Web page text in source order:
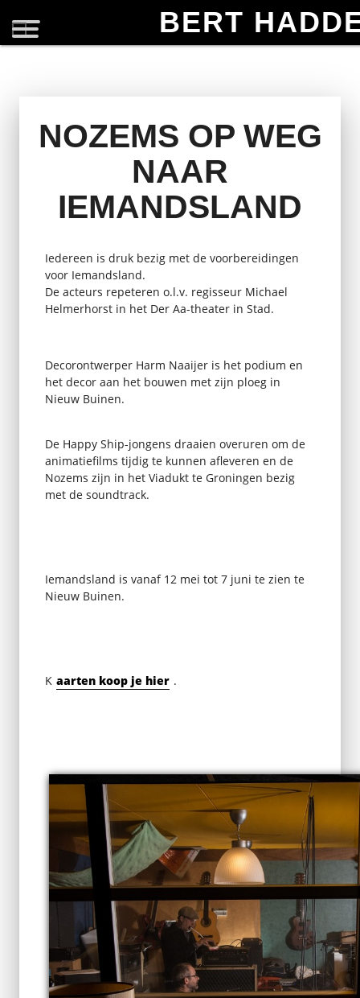
BERT
NOZEMS OP WEG
NAAR
IEMANDSLAND
Iedereen is druk bezig met de voorbereidingen
voor Iemandsland.
De acteurs repeteren o.l.v. regisseur Michael
Helmerhorst in het Der Aa-theater in Stad.
Decorontwerper Harm Naaijer is het podium en
het decor aan het bouwen met zijn ploeg in
Nieuw Buinen.
De Happy Ship-jongens draaien overuren om de
animatiefilms tijdig te kunnen afleveren en de
Nozems zijn in het Viadukt te Groningen bezig
met de soundtrack.
Iemandsland is vanaf 12 mei tot 7 juni te zien te
Nieuw Buinen.
K aarten koop je hier .